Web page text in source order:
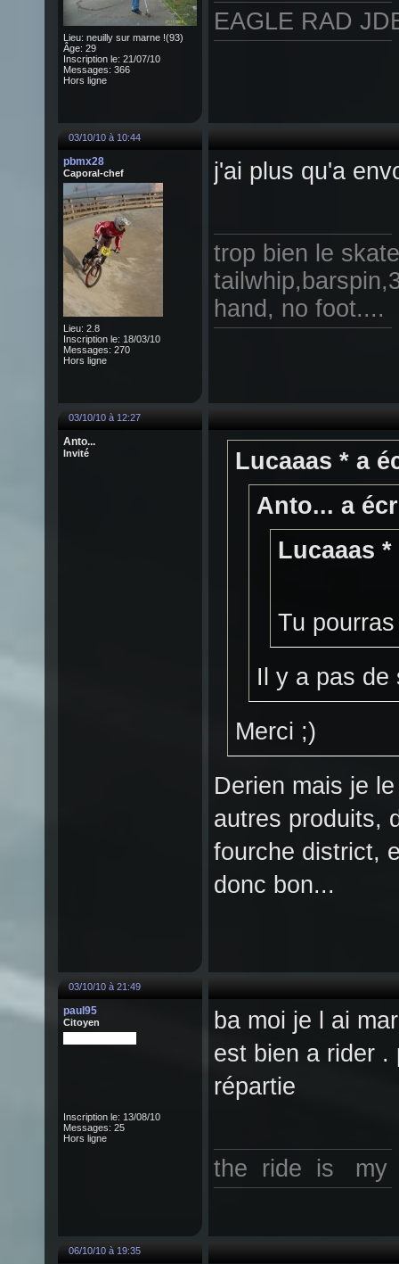
Lieu: neuilly sur marne !(93)
Âge: 29
Inscription le: 21/07/10
Messages: 366
Hors ligne
EAGLE RAD
03/10/10 à 10:44
pbmx28
Caporal-chef
Lieu: 2.8
Inscription le: 18/03/10
Messages: 270
Hors ligne
j'ai plus qu'a
trop bien le
hand, no foot....
03/10/10 à 12:27
Anto...
Invité
Lucaaas * a
Anto... a
Lucaaas
Tu
Il y a pas de
Merci ;)
Derien mais je
autres produits,
fourche district,
donc bon...
03/10/10 à 21:49
paul95
Citoyen
Inscription le: 13/08/10
Messages: 25
Hors ligne
ba moi je l ai
est bien a rider
répartie
the ride is my
06/10/10 à 19:35